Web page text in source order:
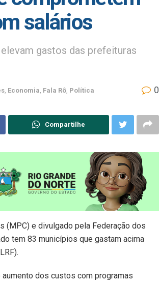
salários
gastos das prefeituras
Economia Fala Rô Política 0
Compartilhe
(MPC) e divulgado pela Federação dos
tem 83 municípios que gastam acima
dos custos com programas